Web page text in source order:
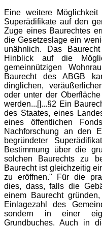
Eine weitere
Superädifikate auf den
Zuge eines Baurechtes
die Gesetzeslage ein
unähnlich. Das
Hinblick auf die
gemeinnützigen
Baurecht des ABGB
dinglichen,
oder unter der
werden...[]...§2 Ein
des Staates, eines
eines öffentlichen
Nachforschung an den
begründeter
Bestimmung über die
solchen Baurechts zu
Baurecht ist gleichzeitig
zu eröffnen." Für die
dies, dass, falls die
einem Baurecht
Einlagezahl des
sondern in einer
Grundbuches. Auch in